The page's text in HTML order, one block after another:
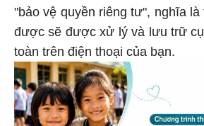
"bảo vệ quyền riêng tư", nghĩa là
được sẽ được xử lý và lưu trữ
toàn trên điện thoại của bạn.